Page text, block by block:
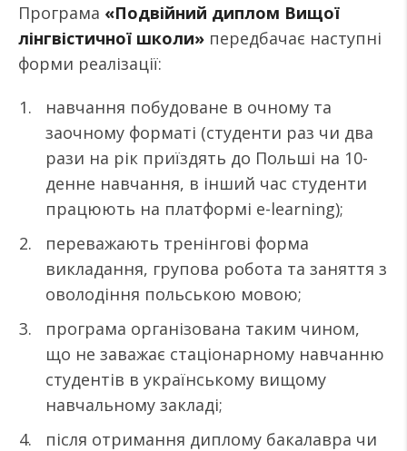
Програма «Подвійний диплом Вищої
лінгвістичної школи» передбачає наступні
форми реалізації:
навчання побудоване в очному та
заочному форматі (студенти раз чи два
рази на рік приїздять до Польші на 10-
денне навчання, в інший час студенти
працюють на платформі e-learning);
переважають тренінгові форма
викладання, групова робота та заняття з
оволодіння польською мовою;
програма організована таким чином,
що не заважає стаціонарному навчанню
студентів в українському вищому
навчальному закладі;
після отримання диплому бакалавра чи